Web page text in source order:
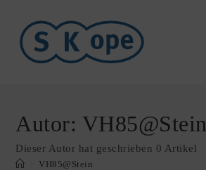
Autor: VH85@Stein
Dieser Autor hat geschrieben 0 Artikel
VH85@Stein